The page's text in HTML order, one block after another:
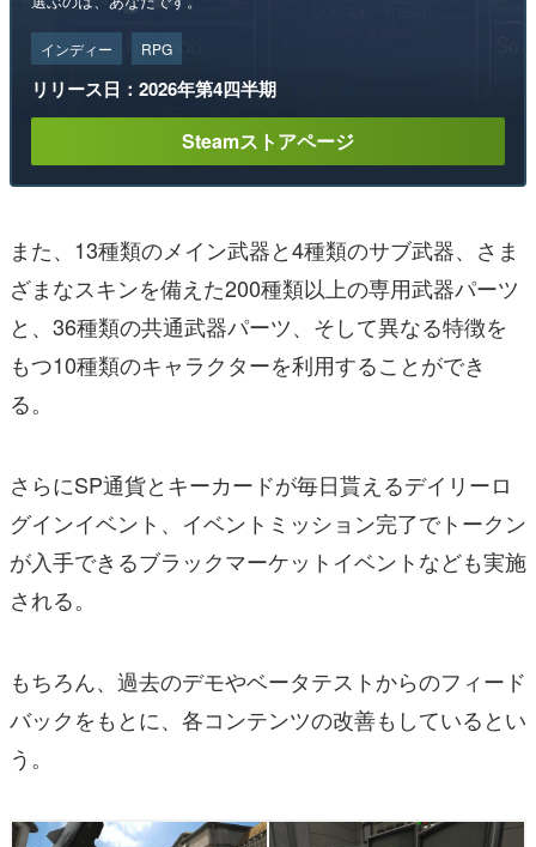
インディー RPG
リリース日：2026年第4四半期
Steamストアページ
また、13種類のメイン武器と4種類のサブ武器、さま
ざまなスキンを備えた200種類以上の専用武器パーツ
と、36種類の共通武器パーツ、そして異なる特徴を
もつ10種類のキャラクターを利用することができ
る。
さらにSP通貨とキーカードが毎日貰えるデイリーロ
グインイベント、イベントミッション完了でトークン
が入手できるブラックマーケットイベントなども実施
される。
もちろん、過去のデモやベータテストからのフィード
バックをもとに、各コンテンツの改善もしているとい
う。